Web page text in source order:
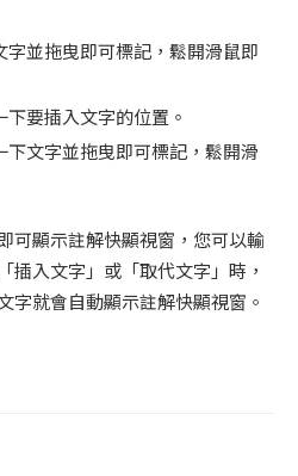
字並拖曳即可標記，鬆開滑鼠即
下要插入文字的位置。
下文字並拖曳即可標記，鬆開滑
可顯示註解快顯視窗，您可以輸
插入文字」或「取代文字」時，
字就會自動顯示註解快顯視窗。